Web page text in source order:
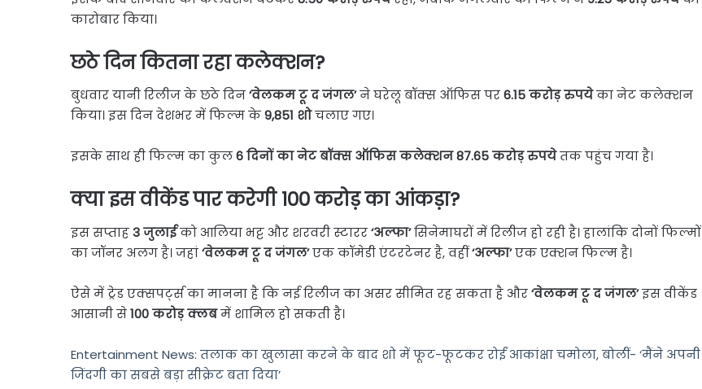
कारोबार किया।
छठे दिन कितना रहा कलेक्शन?
बुधवार यानी रिलीज के छठे दिन‘वेलकम टू द जंगल’ने घरेलू बॉक्स ऑफिस पर6.15 करोड़ रुपयेका नेट कलेक्शन
किया। इस दिन देशभर में फिल्म के9,851 शोचलाए गए।
इसके साथ ही फिल्म का कुल6 दिनों का नेट बॉक्स ऑफिस कलेक्शन 87.65 करोड़ रुपयेतक पहुंच गया है।
क्या इस वीकेंड पार करेगी 100 करोड़ का आंकड़ा?
इस सप्ताह3 जुलाईको आलिया भट्ट और शरवरी स्टारर‘अल्फा’सिनेमाघरों में रिलीज हो रही है। हालांकि दोनों फिल्मों
का जॉनर अलग है। जहां‘वेलकम टू द जंगल’एक कॉमेडी एंटरटेनर है, वहीं‘अल्फा’एक एक्शन फिल्म है।
ऐसे में ट्रेड एक्सपर्ट्स का मानना है कि नई रिलीज का असर सीमित रह सकता है और‘वेलकम टू द जंगल’इस वीकेंड
आसानी से100 करोड़ क्लबमें शामिल हो सकती है।
Entertainment News: तलाक का खुलासा करने के बाद शो में फूट-फूटकर रोईं आकांक्षा चमोला, बोलीं- ‘मैंने अपनी
जिंदगी का सबसे बड़ा सीक्रेट बता दिया’